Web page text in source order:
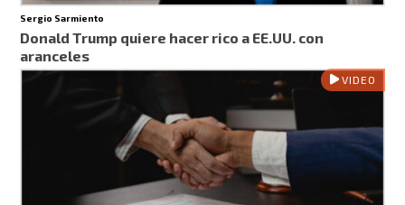
Sergio Sarmiento
Donald Trump quiere hacer rico a EE.UU. con
aranceles
VIDEO